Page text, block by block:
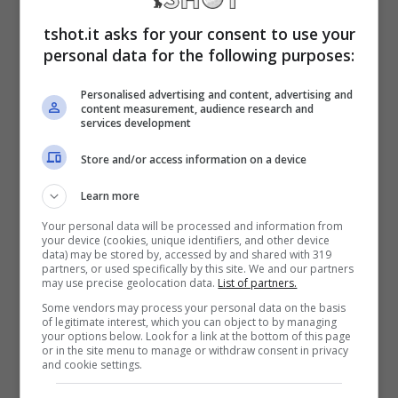
sempre uno dei più grandi campioni della
storia delle 16 corde. La fine della sua
avventura professionistica è avvenuta nel
2005, dopo aver capito che controHolyfield
prima eLennox Lewis
molto da fare. Quello non era più il vero
Tyson
, ormai fiaccato da troppi eccessi e da
una disciplina negli allenamenti
completamente persa. Nulla a che vedere
con la macchina da guerra costruita da
D’Amatoun ventennio prima.
Mike Tyson, tutto pronto
tshot.it asks for your consent to use your
personal data for the following purposes:
Personalised advertising and content, advertising and
content measurement, audience research and
services development
Store and/or access information on a device
Learn more
Your personal data will be processed and information from
your device (cookies, unique identifiers, and other device
data) may be stored by, accessed by and shared with 319
partners, or used specifically by this site. We and our partners
may use precise geolocation data. List of partners.
Some vendors may process your personal data on the basis
of legitimate interest, which you can object to by managing
your options below. Look for a link at the bottom of this page
or in the site menu to manage or withdraw consent in privacy
and cookie settings.